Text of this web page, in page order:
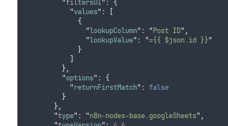
"filtersUI" : {
"values" :
[
{
"lookupColumn" : "Post ID" ,
"lookupValue" : "={{ $json.id }}"
}
]
},
"options" : {
"returnFirstMatch" : false
}
},
"type" : "n8n-nodes-base.googleSheets" ,